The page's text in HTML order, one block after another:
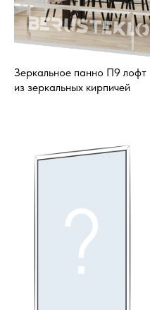
Зеркальное панно П9 лофт
из зеркальных кирпичей